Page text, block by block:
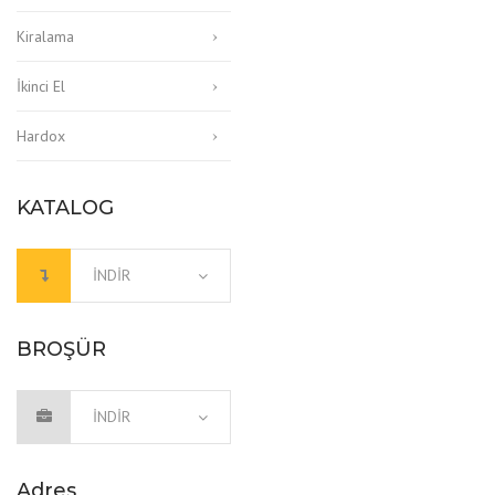
Kiralama
İkinci El
Hardox
KATALOG
İNDİR
BROŞÜR
İNDIR
Adres